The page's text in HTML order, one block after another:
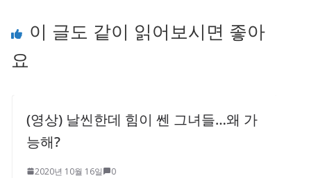
이 글도 같이 읽어보시면 좋아
요
(영상) 날씬한데 힘이 쎈 그녀들…왜 가
능해?
2020년 10월 16일 0